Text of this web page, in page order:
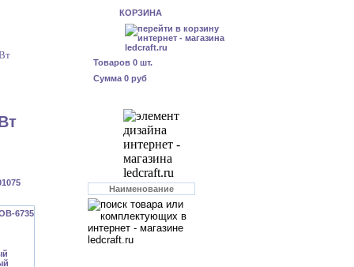
КОРЗИНА
Товаров 0 шт.
Сумма 0 руб